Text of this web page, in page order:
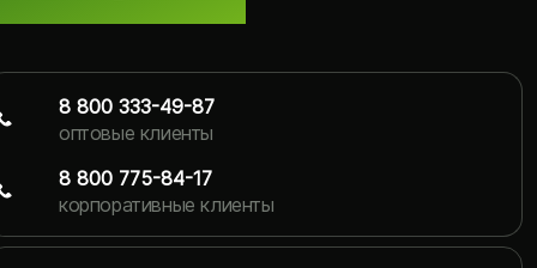
8 800 333-49-87
оптовые клиенты
8 800 775-84-17
корпоративные клиенты